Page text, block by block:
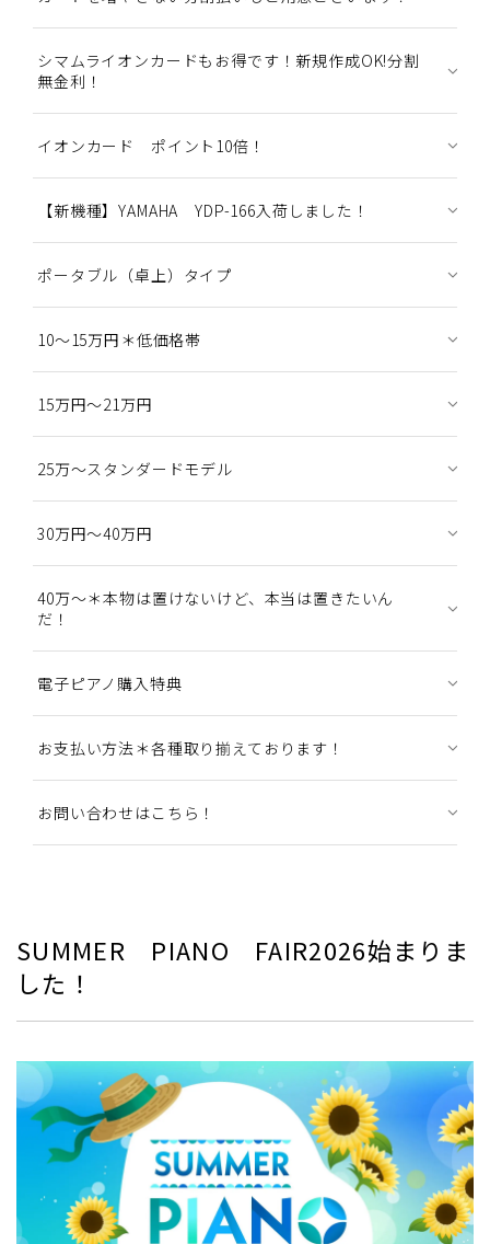
シマムライオンカードもお得です！新規作成OK!分割
無金利！
イオンカード ポイント10倍！
【新機種】YAMAHA YDP-166入荷しました！
ポータブル（卓上）タイプ
10～15万円＊低価格帯
15万円～21万円
25万～スタンダードモデル
30万円～40万円
40万～＊本物は置けないけど、本当は置きたいん
だ！
電子ピアノ購入特典
お支払い方法＊各種取り揃えております！
お問い合わせはこちら！
SUMMER PIANO FAIR2026始まりま
した！